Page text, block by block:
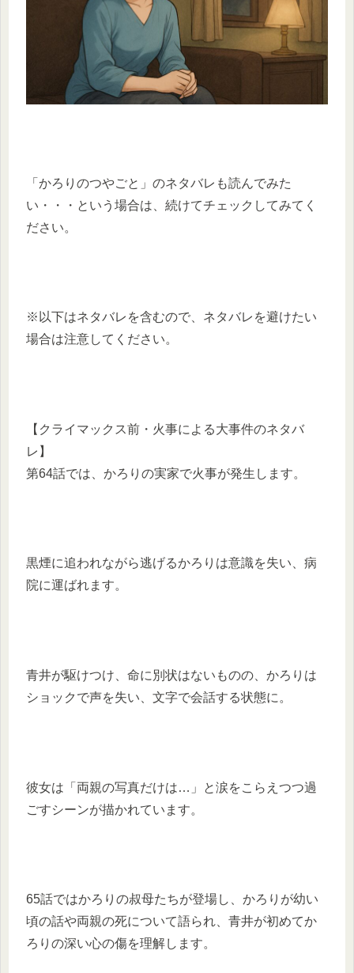
「かろりのつやごと」のネタバレも読んでみた
い・・・という場合は、続けてチェックしてみてく
ださい。
※以下はネタバレを含むので、ネタバレを避けたい
場合は注意してください。
【クライマックス前・火事による大事件のネタバ
レ】
第64話では、かろりの実家で火事が発生します。
黒煙に追われながら逃げるかろりは意識を失い、病
院に運ばれます。
青井が駆けつけ、命に別状はないものの、かろりは
ショックで声を失い、文字で会話する状態に。
彼女は「両親の写真だけは…」と涙をこらえつつ過
ごすシーンが描かれています。
65話ではかろりの叔母たちが登場し、かろりが幼い
頃の話や両親の死について語られ、青井が初めてか
ろりの深い心の傷を理解します。